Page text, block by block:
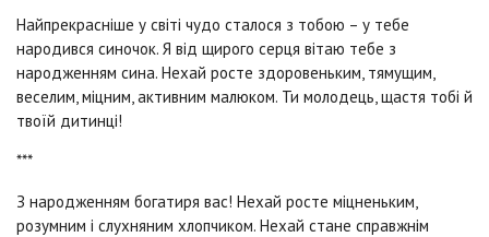
Найпрекрасніше у світі чудо сталося з тобою – у тебе
народився синочок. Я від щирого серця вітаю тебе з
народженням сина. Нехай росте здоровеньким, тямущим,
веселим, міцним, активним малюком. Ти молодець, щастя тобі й
твоїй дитинці!
***
З народженням богатиря вас! Нехай росте міцненьким,
розумним і слухняним хлопчиком. Нехай стане справжнім